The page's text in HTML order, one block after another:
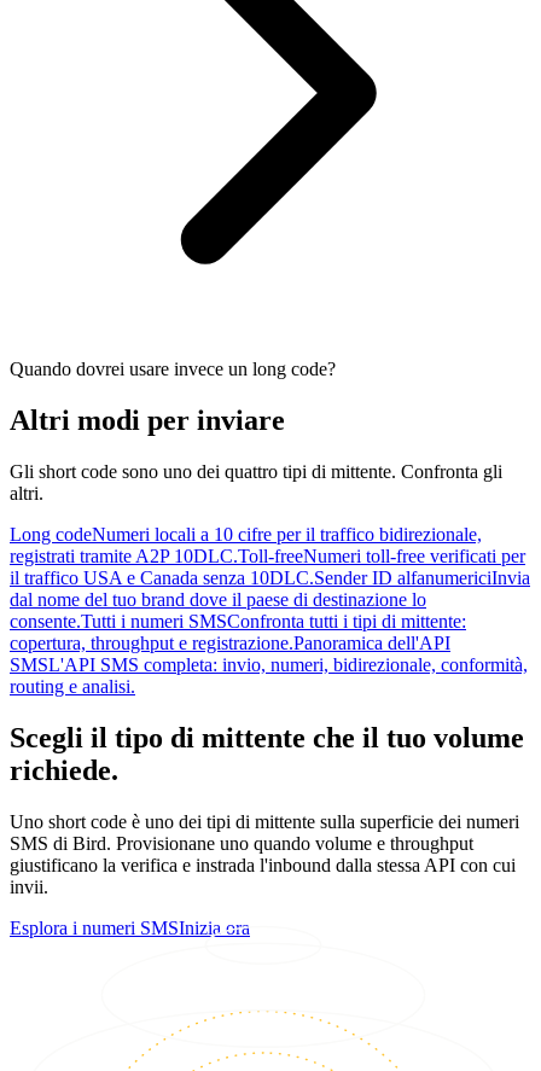
Quando dovrei usare invece un long code?
Altri modi per inviare
Gli short code sono uno dei quattro tipi di mittente. Confronta gli
altri.
Long codeNumeri locali a 10 cifre per il traffico bidirezionale,
registrati tramite A2P 10DLC.Toll-freeNumeri toll-free verificati per
il traffico USA e Canada senza 10DLC.Sender ID alfanumericiInvia
dal nome del tuo brand dove il paese di destinazione lo
consente.Tutti i numeri SMSConfronta tutti i tipi di mittente:
copertura, throughput e registrazione.Panoramica dell'API
SMSL'API SMS completa: invio, numeri, bidirezionale, conformità,
routing e analisi.
Scegli il tipo di mittente che il tuo volume
richiede.
Uno short code è uno dei tipi di mittente sulla superficie dei numeri
SMS di Bird. Provisionane uno quando volume e throughput
giustificano la verifica e instrada l'inbound dalla stessa API con cui
invii.
Esplora i numeri SMSInizia ora